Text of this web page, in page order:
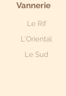
Vannerie
Le Rif
L'Oriental
Le Sud